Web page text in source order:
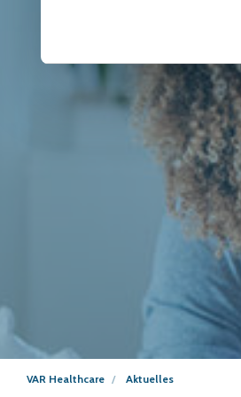
VAR Healthcare Aktuelles